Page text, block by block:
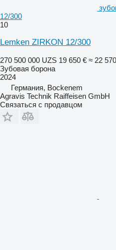
12/300
10
Lemken ZIRKON 12/300
270 500 000 UZS 19 650 € ≈ 22
Зубовая борона
2024
Германия, Bockenem
Agravis Technik Raiffeisen GmbH
Связаться с продавцом